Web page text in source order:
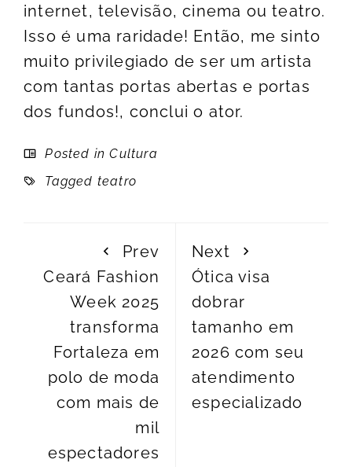
internet, televisão, cinema ou teatro.
Isso é uma raridade! Então, me sinto
muito privilegiado de ser um artista
com tantas portas abertas e portas
dos fundos!, conclui o ator.
Posted inCultura
Tagged teatro
Prev
Ceará Fashion
Week 2025
transforma
Fortaleza em
polo de moda
com mais de
mil
espectadores
Next
Ótica visa
dobrar
tamanho em
2026 com seu
atendimento
especializado